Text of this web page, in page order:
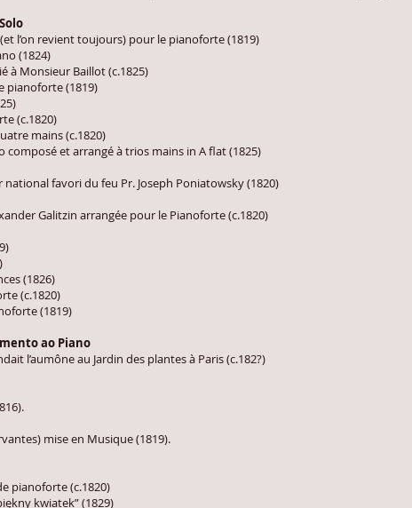
l’on revient toujours) pour le pianoforte (1819)
(1824)
à Monsieur Baillot (c.1825)
pianoforte (1819)
(c.1820)
mains (c.1820)
et arrangé à trios mains in A flat (1825)
national favori du feu Pr. Joseph Poniatowsky (1820)
Galitzin arrangée pour le Pianoforte (c.1820)
(1826)
(c.1820)
(1819)
ao Piano
l’aumône au Jardin des plantes à Paris (c.182?)
mise en Musique (1819).
pianoforte (c.1820)
kwiatek” (1829)